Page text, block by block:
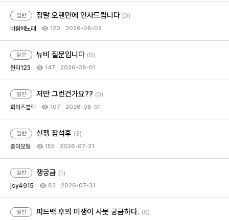
일반 정말 오랜만에 인사드립니다 (0)
바람에노래 120 2026-08-02
질문 뉴비 질문입니다 (0)
윈터123 147 2026-08-01
일반 저만 그런건가요?? (0)
화이즈블랙 107 2026-08-01
일반 신쟁 참석후 (3)
종이모형 155 2026-07-31
일반 쟁궁금 (1)
jsy4915 83 2026-07-31
일반 피드백 후의 미쟁이 사뭇 궁금하다. (0)